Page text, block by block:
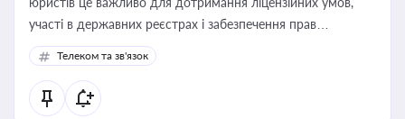
участі в державних реєстрах і забезпечення прав
споживачів.
Телеком та зв'язок